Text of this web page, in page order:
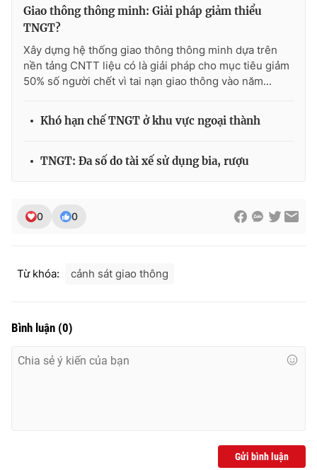
Thị trường 24h
VTV4 Vươn mình bằng AI
Liên hệ tòa soạn English
THỜI BÁO VTV
Cơ quan chủ quản:
Cơ quan báo chí:
Thời báo VTV
024.38 355 931 - 024.38 355 932
Giao thông thông minh: Giải pháp giảm thiểu
TNGT?
Xây dựng hệ thống giao thông thông minh dựa trên
nền tảng CNTT liệu có là giải pháp cho mục tiêu giảm
50% số người chết vì tai nạn giao thông vào năm...
Khó hạn chế TNGT ở khu vực ngoại thành
TNGT: Đa số do tài xế sử dụng bia, rượu
0 0
Từ khóa: cảnh sát giao thông
Bình luận (0)
Gửi bình luận